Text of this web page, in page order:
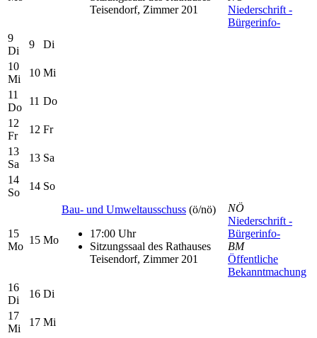
Teisendorf, Zimmer 201
Niederschrift -
Bürgerinfo-
9
Di
9
Di
10
Mi
10 Mi
11
Do
11 Do
12
Fr
12 Fr
13
Sa
13 Sa
14
So
14 So
15
Mo
15 Mo
Bau- und Umweltausschuss (ö/nö)
17:00 Uhr
Sitzungssaal des Rathauses
Teisendorf, Zimmer 201
NÖ
Niederschrift -
Bürgerinfo-
BM
Öffentliche
Bekanntmachung
16
Di
16 Di
17
Mi
17 Mi